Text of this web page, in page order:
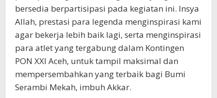
bersedia berpartisipasi pada kegiatan ini. Insya
Allah, prestasi para legenda menginspirasi kami
agar bekerja lebih baik lagi, serta menginspirasi
para atlet yang tergabung dalam Kontingen
PON XXI Aceh, untuk tampil maksimal dan
mempersembahkan yang terbaik bagi Bumi
Serambi Mekah, imbuh Akkar.